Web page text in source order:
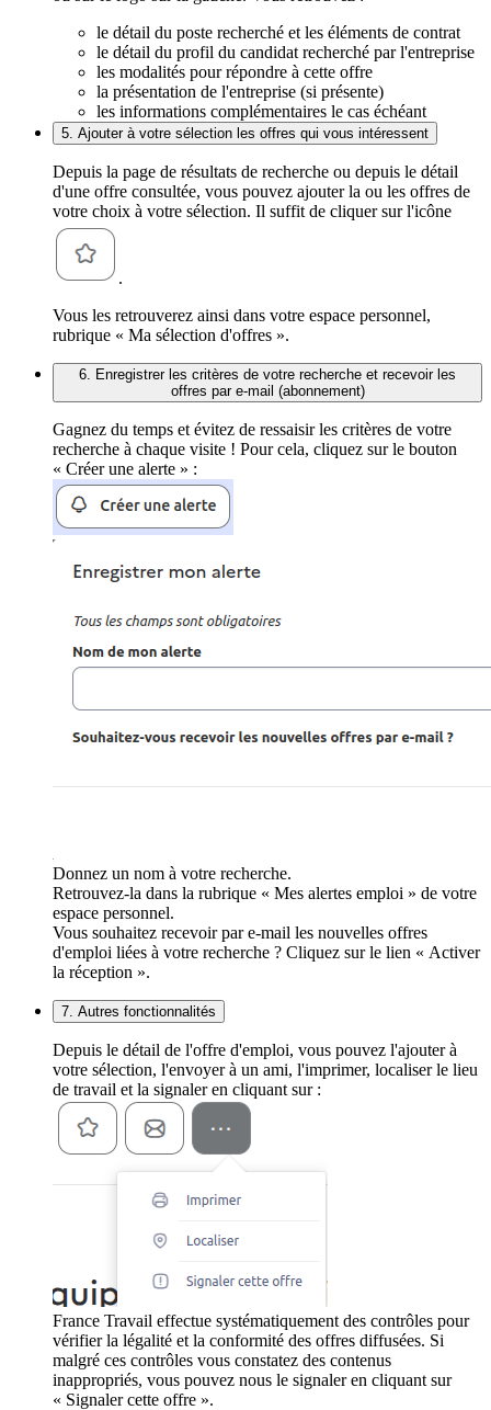
le détail du poste recherché et les éléments de contrat
le détail du profil du candidat recherché par l'entreprise
les modalités pour répondre à cette offre
la présentation de l'entreprise (si présente)
les informations complémentaires le cas échéant
5. Ajouter à votre sélection les offres qui vous intéressent
Depuis la page de résultats de recherche ou depuis le détail
d'une offre consultée, vous pouvez ajouter la ou les offres de
votre choix à votre sélection. Il suffit de cliquer sur l'icône
.
Vous les retrouverez ainsi dans votre espace personnel,
rubrique « Ma sélection d'offres ».
6. Enregistrer les critères de votre recherche et recevoir les
offres par e-mail (abonnement)
Gagnez du temps et évitez de ressaisir les critères de votre
recherche à chaque visite ! Pour cela, cliquez sur le bouton
« Créer une alerte » :
Donnez un nom à votre recherche.
Retrouvez-la dans la rubrique « Mes alertes emploi » de votre
espace personnel.
Vous souhaitez recevoir par e-mail les nouvelles offres
d'emploi liées à votre recherche ? Cliquez sur le lien « Activer
la réception ».
7. Autres fonctionnalités
Depuis le détail de l'offre d'emploi, vous pouvez l'ajouter à
votre sélection, l'envoyer à un ami, l'imprimer, localiser le lieu
de travail et la signaler en cliquant sur :
France Travail effectue systématiquement des contrôles pour
vérifier la légalité et la conformité des offres diffusées. Si
malgré ces contrôles vous constatez des contenus
inappropriés, vous pouvez nous le signaler en cliquant sur
« Signaler cette offre ».